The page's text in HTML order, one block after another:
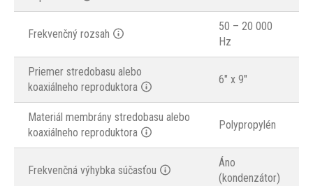
Frekvenčný rozsah
50 – 20 000
Hz
Priemer stredobasu alebo
koaxiálneho reproduktora
6" x 9"
Materiál membrány stredobasu alebo
koaxiálneho reproduktora
Polypropylén
Frekvenčná výhybka súčasťou
Áno
(kondenzátor)